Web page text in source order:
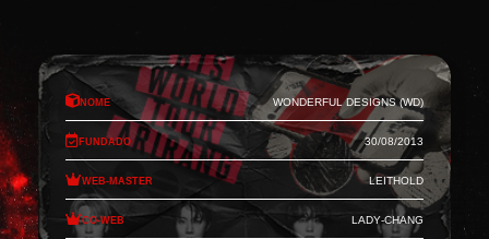
Nome Wonderful Designs (WD)
Fundado 30/08/2013
Web-Master Leithold
Co-Web Lady-Chang